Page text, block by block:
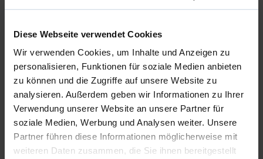
Diese Webseite verwendet Cookies
Wir verwenden Cookies, um Inhalte und Anzeigen zu
personalisieren, Funktionen für soziale Medien anbieten
zu können und die Zugriffe auf unsere Website zu
analysieren. Außerdem geben wir Informationen zu Ihrer
Verwendung unserer Website an unsere Partner für
soziale Medien, Werbung und Analysen weiter. Unsere
Partner führen diese Informationen möglicherweise mit
weiteren Daten zusammen, die Sie ihnen bereitgestellt
KONTAKT